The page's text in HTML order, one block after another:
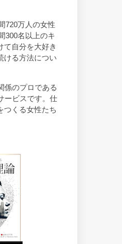
720万人の女性
300名以上のキ
て自分を大好き
ける方法につい
係のプロである
ービスです。仕
つくる女性たち